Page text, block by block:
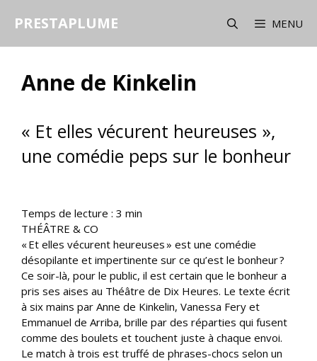
PRESTAPLUME MENU
Anne de Kinkelin
« Et elles vécurent heureuses »,
une comédie peps sur le bonheur
Temps de lecture : 3 min
THÉÂTRE & CO
« Et elles vécurent heureuses » est une comédie
désopilante et impertinente sur ce qu’est le bonheur ?
Ce soir-là, pour le public, il est certain que le bonheur a
pris ses aises au Théâtre de Dix Heures. Le texte écrit
à six mains par Anne de Kinkelin, Vanessa Fery et
Emmanuel de Arriba, brille par des réparties qui fusent
comme des boulets et touchent juste à chaque envoi.
Le match à trois est truffé de phrases-chocs selon un